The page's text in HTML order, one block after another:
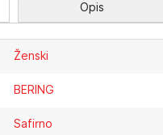
Opis
Ženski
BERING
Safirno